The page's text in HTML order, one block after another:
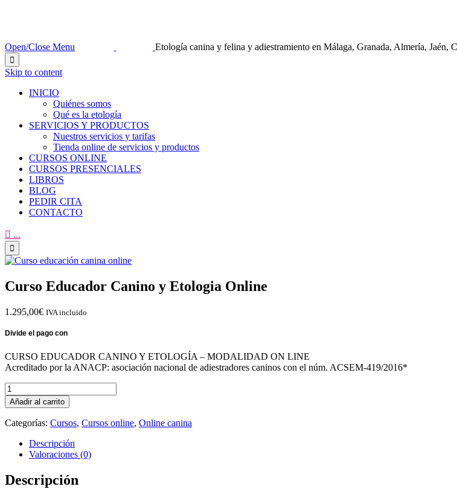
Open/Close Menu Etología canina y felina y adiestramiento en Málaga, Granada, Almería, Jaén,

Skip to content
INICIO
Quiénes somos
Qué es la etología
SERVICIOS Y PRODUCTOS
Nuestros servicios y tarifas
Tienda online de servicios y productos
CURSOS ONLINE
CURSOS PRESENCIALES
LIBROS
BLOG
PEDIR CITA
CONTACTO
 ...

Curso Educador Canino y Etologia Online
1.295,00€ IVA incluido
CURSO EDUCADOR CANINO Y ETOLOGÍA – MODALIDAD ON LINE
Acreditado por la ANACP: asociación nacional de adiestradores caninos con el núm. ACSEM-419/2016*
Añadir al carrito
Categorías: Cursos, Cursos online, Online canina
Descripción
Valoraciones (0)
Descripción